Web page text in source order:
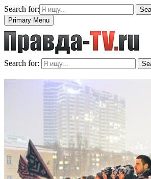
Search for:
Primary Menu
Search for: